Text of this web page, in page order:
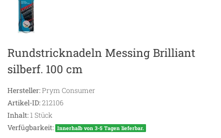
Rundstricknadeln Messing Brilliant
silberf. 100 cm
Hersteller:Prym Consumer
Artikel-ID:212106
Inhalt:1 Stück
Verfügbarkeit: Innerhalb von 3-5 Tagen lieferbar.